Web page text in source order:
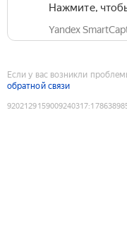
Нажмите,
Yandex
Если у вас возникли
обратной связи
9202129159009240317: